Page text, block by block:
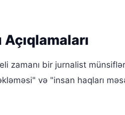
zamanı bir jurnalist
və "insan haqları